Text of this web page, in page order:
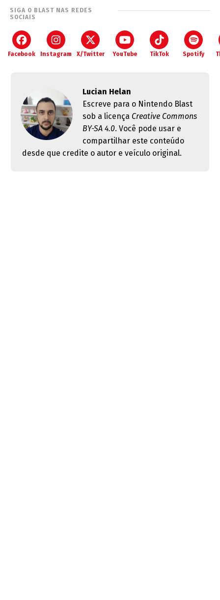
SIGA O BLAST NAS REDES
SOCIAIS
Facebook Instagram X/Twitter YouTube TikTok Spotify
Lucian Helan
Escreve para o Nintendo Blast
sob a licença Creative Commons
BY-SA 4.0. Você pode usar e
compartilhar este conteúdo
desde que credite o autor e veículo original.